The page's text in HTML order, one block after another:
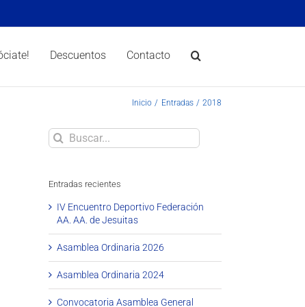
Descuentos Contacto
Inicio Entradas 2018
Buscar
Entradas recientes
IV Encuentro Deportivo Federación
AA. AA. de Jesuitas
Asamblea Ordinaria 2026
Asamblea Ordinaria 2024
Convocatoria Asamblea General